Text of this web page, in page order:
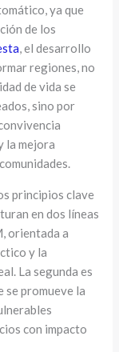
ya que
de los
, el desarrollo
regiones, no
de vida se
sino por
la mejora
principios clave
en dos líneas
orientada a
y la
La segunda es
se promueve la
con impacto